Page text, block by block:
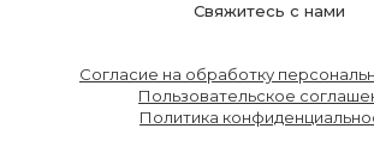
Свяжитесь с нами
Согласие на обработку
Пользовательское
Политика